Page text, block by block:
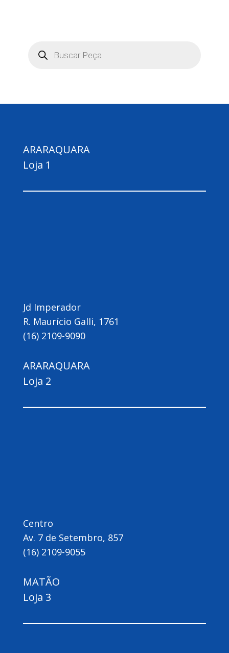
produtos
ARARAQUARA
Loja 1
Jd Imperador
R. Maurício Galli, 1761
(16) 2109-9090
ARARAQUARA
Loja 2
Centro
Av. 7 de Setembro, 857
(16) 2109-9055
MATÃO
Loja 3